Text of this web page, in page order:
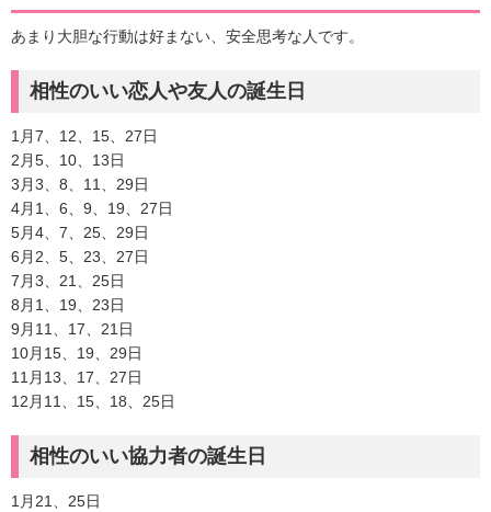
あまり大胆な行動は好まない、安全思考な人です。
相性のいい恋人や友人の誕生日
1月7、12、15、27日
2月5、10、13日
3月3、8、11、29日
4月1、6、9、19、27日
5月4、7、25、29日
6月2、5、23、27日
7月3、21、25日
8月1、19、23日
9月11、17、21日
10月15、19、29日
11月13、17、27日
12月11、15、18、25日
相性のいい協力者の誕生日
1月21、25日